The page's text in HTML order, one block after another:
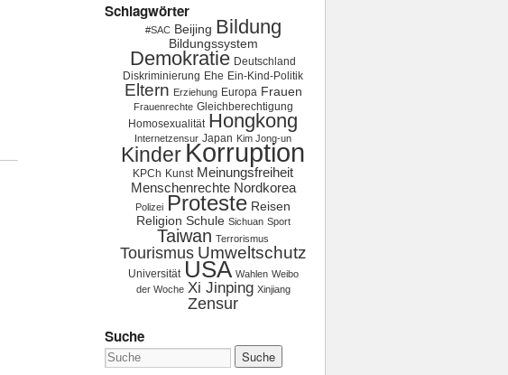
Schlagwörter
#SAC Beijing Bildung
Bildungssystem
Demokratie Deutschland
Diskriminierung Ehe Ein-Kind-Politik
Eltern Erziehung Europa Frauen
Frauenrechte Gleichberechtigung
Homosexualität Hongkong
Internetzensur Japan Kim Jong-un
KinderKorruption
KPCh Kunst Meinungsfreiheit
Menschenrechte Nordkorea
Polizei Proteste Reisen
Religion Schule Sichuan Sport
Taiwan Terrorismus
Tourismus Umweltschutz
Universität USA Wahlen Weibo
der Woche Xi Jinping Xinjiang
Zensur
Suche